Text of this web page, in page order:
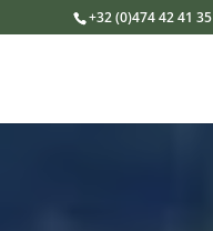
+32 (0)474 42 41 35